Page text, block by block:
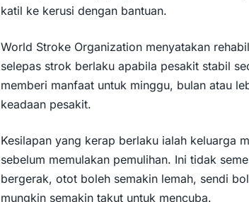
katil ke kerusi dengan bantuan.
World Stroke Organization menyatakan
selepas strok berlaku apabila pesakit stabil
memberi manfaat untuk minggu, bulan atau
keadaan pesakit.
Kesilapan yang kerap berlaku ialah keluarga
sebelum memulakan pemulihan. Ini tidak
bergerak, otot boleh semakin lemah, sendi
mungkin semakin takut untuk mencuba.